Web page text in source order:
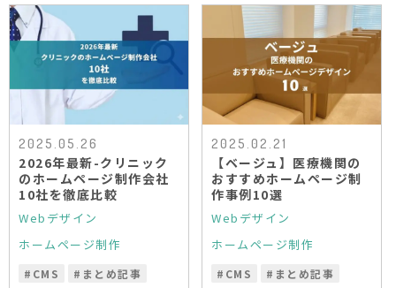
2025.05.26
2026年最新-クリニック
のホームページ制作会社
10社を徹底比較
Webデザイン
ホームページ制作
# CMS # まとめ記事
2025.02.21
【ベージュ】医療機関の
おすすめホームページ制
作事例10選
Webデザイン
ホームページ制作
# CMS # まとめ記事